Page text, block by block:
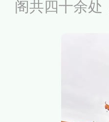
阁共四十余处
弘法寺会定
华严共修、